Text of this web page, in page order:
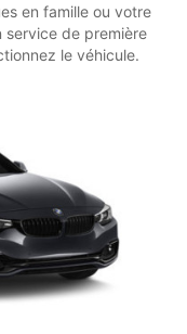
en famille ou votre
service de première
le véhicule.